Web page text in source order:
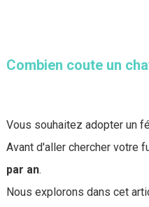
Combien coute un
Vous souhaitez adopter un
Avant d'aller chercher votre
par an.
Nous explorons dans cet